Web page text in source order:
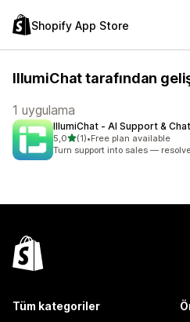
Shopify App Store
IllumiChat tarafından
1 uygulama
IllumiChat ‑ AI Support & Chat
5,05 yıldız üzerinden
(1)
toplam 1 değerlendirme
•Free plan available
Turn support into sales —
Tüm kategoriler